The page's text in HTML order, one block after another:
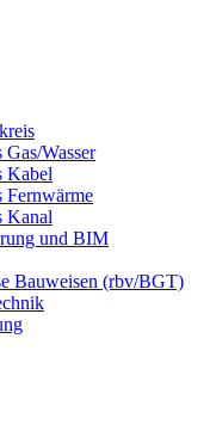
Gas/Wasser
Kabel
Fernwärme
Kanal
und BIM
Bauweisen (rbv/BGT)